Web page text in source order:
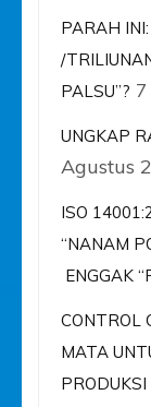
PARAH
/
PALSU”?
UNGKAP
Agustus
ISO
“NANAM
ENGGAK
CONTROL
MATA
PRODUKSI